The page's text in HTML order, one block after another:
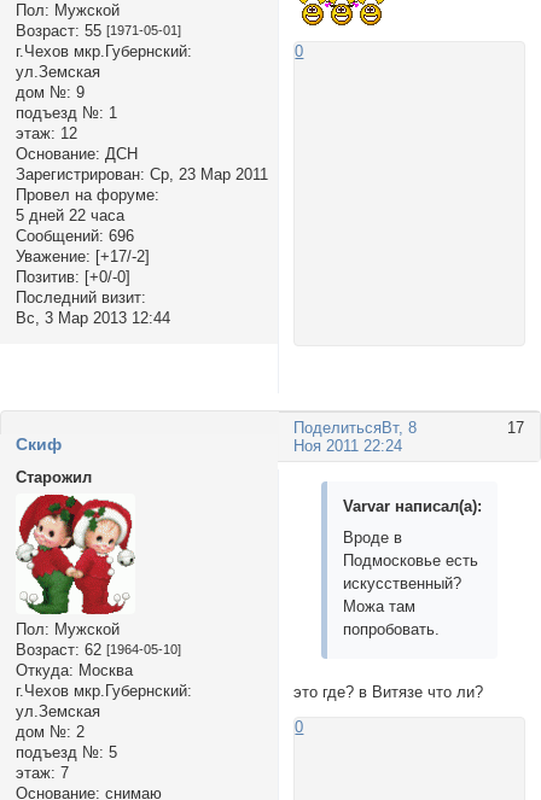
Пол: Мужской
Возраст: 55 [1971-05-01]
г.Чехов мкр.Губернский:
ул.Земская
дом №: 9
подъезд №: 1
этаж: 12
Основание: ДСН
Зарегистрирован: Ср, 23 Мар 2011
Провел на форуме:
5 дней 22 часа
Сообщений: 696
Уважение: [+17/-2]
Позитив: [+0/-0]
Последний визит:
Вс, 3 Мар 2013 12:44
0
Поделиться 17
Вт, 8
Ноя 2011 22:24
Cкиф
Старожил
Пол: Мужской
Возраст: 62 [1964-05-10]
Откуда: Москва
г.Чехов мкр.Губернский:
ул.Земская
дом №: 2
подъезд №: 5
этаж: 7
Основание: снимаю
Varvar написал(а):
Вроде в
Подмосковье есть
искусственный?
Можа там
попробовать.
это где? в Витязе что ли?
0